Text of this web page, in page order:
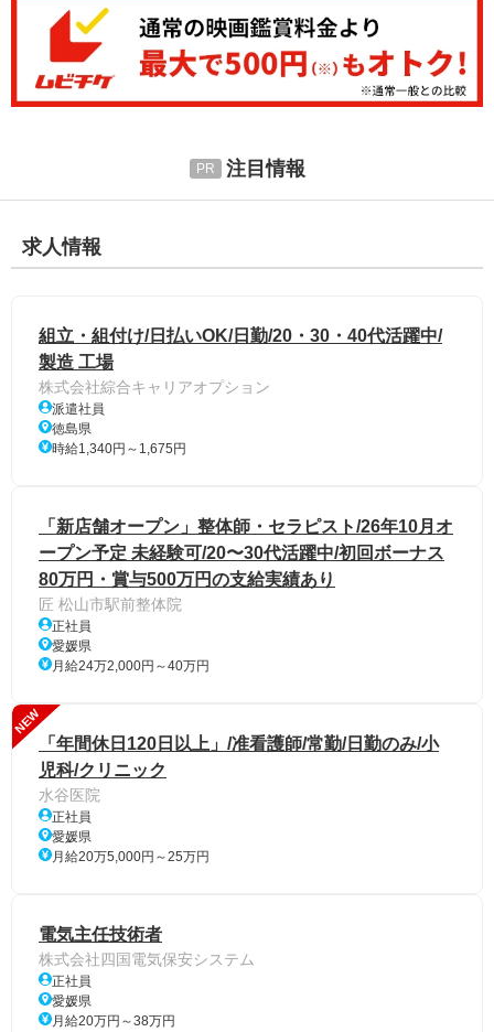
注目情報
求人情報
組立・組付け/日払いOK/日勤/20・30・40代活躍中/
製造 工場
株式会社綜合キャリアオプション
派遣社員
徳島県
時給1,340円～1,675円
「新店舗オープン」整体師・セラピスト/26年10月オ
ープン予定 未経験可/20〜30代活躍中/初回ボーナス
80万円・賞与500万円の支給実績あり
匠 松山市駅前整体院
正社員
愛媛県
月給24万2,000円～40万円
NEW
「年間休日120日以上」/准看護師/常勤/日勤のみ/小
児科/クリニック
水谷医院
正社員
愛媛県
月給20万5,000円～25万円
電気主任技術者
株式会社四国電気保安システム
正社員
愛媛県
月給20万円～38万円